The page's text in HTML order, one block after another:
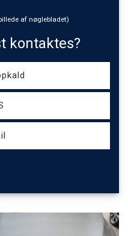
af nøglebladet)
kontaktes?